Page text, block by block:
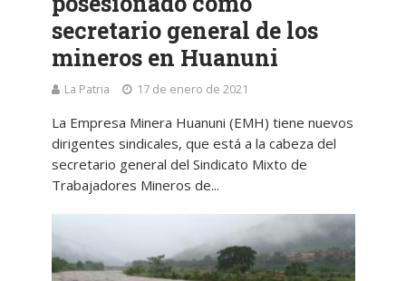
secretario general de los
mineros en Huanuni
La Patria 17 de enero de 2021
La Empresa Minera Huanuni (EMH) tiene nuevos
dirigentes sindicales, que está a la cabeza del
secretario general del Sindicato Mixto de
Trabajadores Mineros de...